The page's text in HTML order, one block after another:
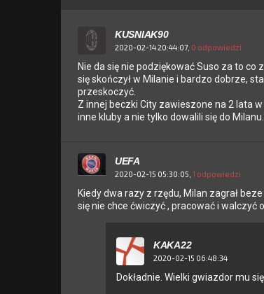
KUSNIAK90
2020-02-14 20:44:07, 0 odpowiedzi
Nie da się nie podziękować Suso za to co
się skończył w Milanie i bardzo dobrze,
przeskoczyć.
Z innej beczki City zawieszone na 2 lata
inne kluby a nie tylko dowalili się do
UEFA
2020-02-15 05:30:05, 1 odpowiedzi
Kiedy dwa razy z rzędu, Milan zagrał
się nie chce ćwiczyć , pracować i walczyć o
KAKA22
2020-02-15 06:48:34
Dokładnie. Wielki gwiazdor mu